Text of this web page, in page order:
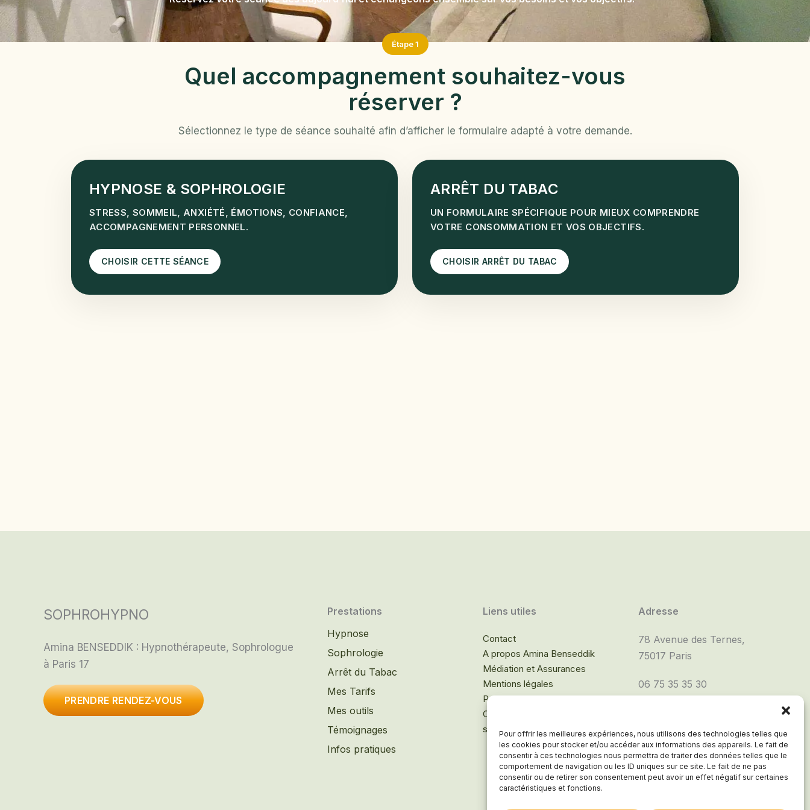
Pour offrir les meilleures expériences, nous utilisons des technologies telles que
les cookies pour stocker et/ou accéder aux informations des appareils. Le fait de
consentir à ces technologies nous permettra de traiter des données telles que le
comportement de navigation ou les ID uniques sur ce site. Le fait de ne pas
consentir ou de retirer son consentement peut avoir un effet négatif sur certaines
caractéristiques et fonctions.
Étape 1
Quel accompagnement souhaitez-vous
réserver ?
Sélectionnez le type de séance souhaité afin d’afficher le formulaire adapté à votre demande.
HYPNOSE & SOPHROLOGIE
STRESS, SOMMEIL, ANXIÉTÉ, ÉMOTIONS, CONFIANCE,
ACCOMPAGNEMENT PERSONNEL.
CHOISIR CETTE SÉANCE
ARRÊT DU TABAC
UN FORMULAIRE SPÉCIFIQUE POUR MIEUX COMPRENDRE
VOTRE CONSOMMATION ET VOS OBJECTIFS.
CHOISIR ARRÊT DU TABAC
SOPHROHYPNO
Amina BENSEDDIK : Hypnothérapeute, Sophrologue
à Paris 17
PRENDRE RENDEZ-VOUS
Prestations
Hypnose
Sophrologie
Arrêt du Tabac
Mes Tarifs
Mes outils
Témoignages
Infos pratiques
Liens utiles
Contact
A propos Amina Benseddik
Médiation et Assurances
Mentions légales
Politique de cookies
Conditions générales de
service
Adresse
78 Avenue des Ternes,
75017 Paris
06 75 35 35 30